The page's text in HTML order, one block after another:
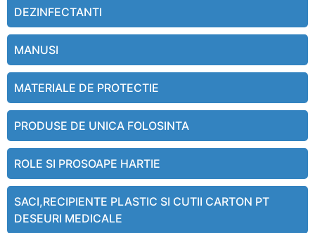
DEZINFECTANTI
MANUSI
MATERIALE DE PROTECTIE
PRODUSE DE UNICA FOLOSINTA
ROLE SI PROSOAPE HARTIE
SACI,RECIPIENTE PLASTIC SI CUTII CARTON PT
DESEURI MEDICALE